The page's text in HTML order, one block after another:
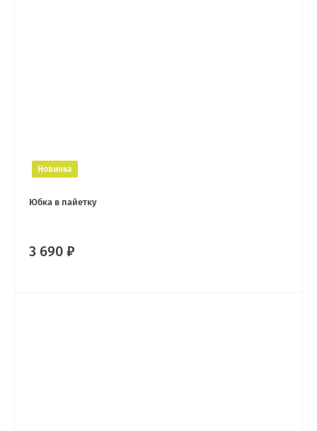
Новинка
Юбка в пайетку
3 690 ₽